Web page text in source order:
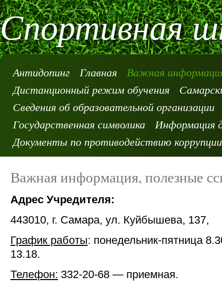
Спортивная
Антидопинг Главная
Важная
Дистанционный режим обучения
Сведения об образовательной организации
Государственная символика
Информация
Документы по противодействию коррупции
Важная информация, полезные
Адрес Учредителя:
443010, г. Самара, ул. Куйбышева, 137,
График работы: понедельник-пятница
13.18.
Телефон: 332-20-68 — приемная.